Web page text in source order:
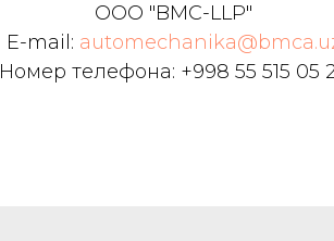
ООО "BMC-LLP"
E-mail:
Номер телефона: +998 55 515 05